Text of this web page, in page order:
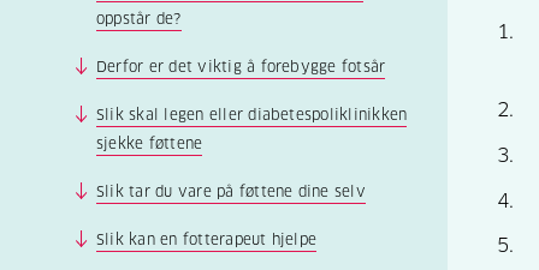
oppstår de?
Derfor er det viktig å forebygge fotsår
Slik skal legen eller diabetespoliklinikken
sjekke føttene
Slik tar du vare på føttene dine selv
Slik kan en fotterapeut hjelpe